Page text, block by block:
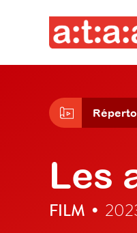
Les
FILM •